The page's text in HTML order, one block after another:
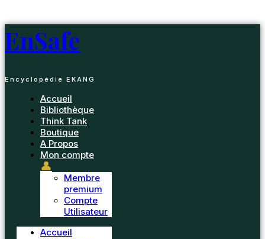
au
EnSafe
Encyclopédie EKANG
Accueil
Bibliothèque
Think Tank
Boutique
A Propos
Mon compte
👤
Membre
premium
Compte
Utilisateur
Accueil